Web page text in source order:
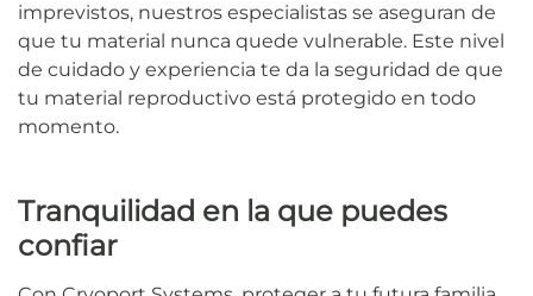
imprevistos, nuestros especialistas se aseguran de
que tu material nunca quede vulnerable. Este nivel
de cuidado y experiencia te da la seguridad de que
tu material reproductivo está protegido en todo
momento.
Tranquilidad en la que puedes
confiar